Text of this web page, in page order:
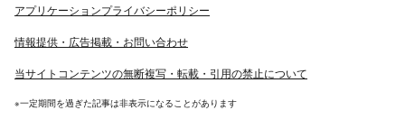
アプリケーションプライバシーポリシー
情報提供・広告掲載・お問い合わせ
当サイトコンテンツの無断複写・転載・引用の禁止について
※一定期間を過ぎた記事は非表示になることがあります